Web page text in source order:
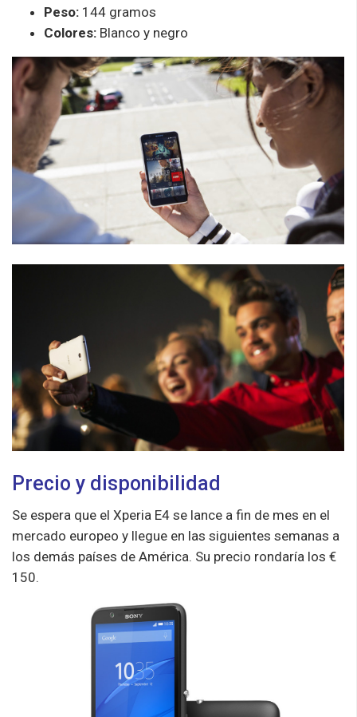
Peso: 144 gramos
Colores: Blanco y negro
Precio y disponibilidad
Se espera que el Xperia E4 se lance a fin de mes en el
mercado europeo y llegue en las siguientes semanas a
los demás países de América. Su precio rondaría los €
150.